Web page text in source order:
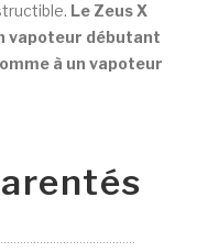
Le Zeus X
vapoteur débutant
à un vapoteur